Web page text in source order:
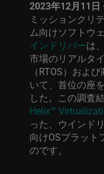
2023年12月11日
ミッションクリ
ム向けソフトウ
インドリバーは、
市場のリアルタ
（RTOS）および
いて、首位の座
した。この調査
Helix™
った 、ウインド
向けOSプラット
のです。